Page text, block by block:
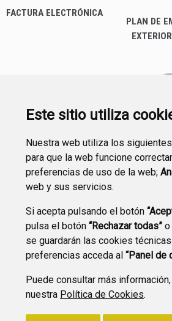
Este sitio utiliza
Nuestra web utiliza los
para que la web funcione
preferencias de uso de la web;
web y sus servicios.
Si acepta pulsando el botón
pulsa el botón “Rechazar todas” o
se guardarán las cookies
preferencias acceda al “Panel de
Puede consultar más
nuestra Política de Cookies.
FACTURA ELECTRÓNICA
PLAN DE
CANAL YOUTUBE
POLÍTICA DE